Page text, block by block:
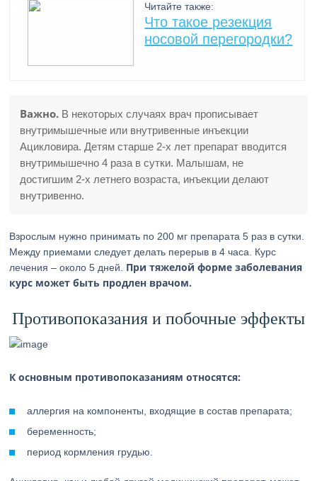
Читайте также:
Что такое резекция
носовой перегородки?
Важно. В некоторых случаях врач прописывает
внутримышечные или внутривенные инъекции
Ацикловира. Детям старше 2-х лет препарат вводится
внутримышечно 4 раза в сутки. Малышам, не
достигшим 2-х летнего возраста, инъекции делают
внутривенно.
Взрослым нужно принимать по 200 мг препарата 5 раз в сутки.
Между приемами следует делать перерыв в 4 часа. Курс
лечения – около 5 дней. При тяжелой форме заболевания
курс может быть продлен врачом.
Противопоказания и побочные эффекты
К основным противопоказаниям относятся:
аллергия на компоненты, входящие в состав препарата;
беременность;
период кормления грудью.